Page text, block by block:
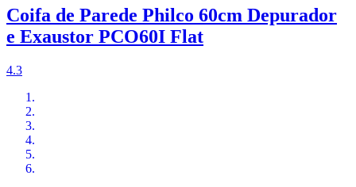
Coifa de Parede Philco 60cm Depurador
e Exaustor PCO60I Flat
4.3